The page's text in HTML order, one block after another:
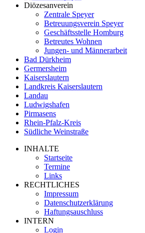
Diözesanverein
Zentrale Speyer
Betreuungsverein Speyer
Geschäftsstelle Homburg
Betreutes Wohnen
Jungen- und Männerarbeit
Bad Dürkheim
Germersheim
Kaiserslautern
Landkreis Kaiserslautern
Landau
Ludwigshafen
Pirmasens
Rhein-Pfalz-Kreis
Südliche Weinstraße
INHALTE
Startseite
Termine
Links
RECHTLICHES
Impressum
Datenschutzerklärung
Haftungsauschluss
INTERN
Login